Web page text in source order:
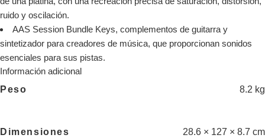
ruido y oscilación.
AAS Session Bundle Keys, complementos de guitarra y
sintetizador para creadores de música, que proporcionan sonidos
esenciales para sus pistas.
Información adicional
Peso 8.2 kg
Dimensiones 28.6 × 127 × 8.7 cm